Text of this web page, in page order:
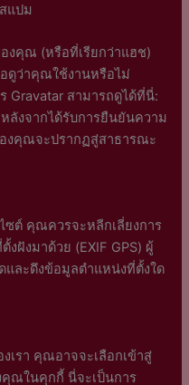
แปม
งคุณ (หรือที่เรียกว่าแฮช)
อดูว่าคุณใช้งานหรือไม่
Gravatar สามารถดูได้ที่นี่:
ลังจากได้รับการยืนยันความ
งคุณจะปรากฏสู่สาธารณะ
ต์ คุณควรจะหลีกเลี่ยงการ
ฝังมาด้วย (EXIF GPS) ผู้
และดึงข้อมูลตำแหน่งที่ตั้งใด
เรา คุณอาจจะเลือกเข้าสู่
คุณในคุกกี้ นี่จะเป็นการ